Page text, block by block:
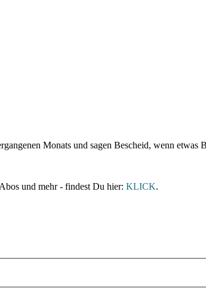
Monats und sagen Bescheid, wenn etwas
und mehr - findest Du hier: KLICK.